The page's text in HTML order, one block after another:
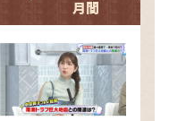
月間